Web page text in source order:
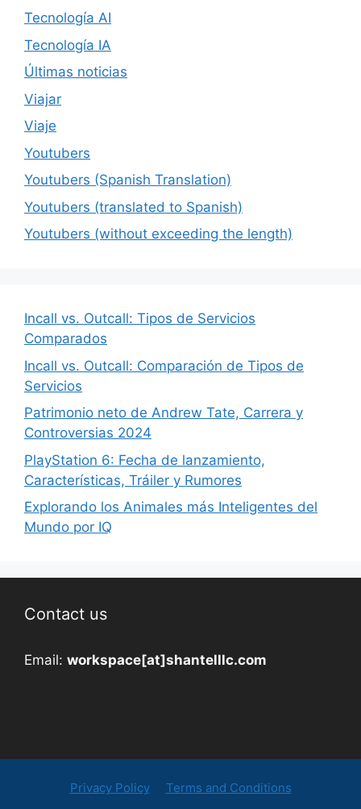
Tecnología AI
Tecnología IA
Últimas noticias
Viajar
Viaje
Youtubers
Youtubers (Spanish Translation)
Youtubers (translated to Spanish)
Youtubers (without exceeding the length)
Incall vs. Outcall: Tipos de Servicios
Comparados
Incall vs. Outcall: Comparación de Tipos de
Servicios
Patrimonio neto de Andrew Tate, Carrera y
Controversias 2024
PlayStation 6: Fecha de lanzamiento,
Características, Tráiler y Rumores
Explorando los Animales más Inteligentes del
Mundo por IQ
Contact us
Email: workspace[at]shantelllc.com
Privacy Policy
Terms and Conditions